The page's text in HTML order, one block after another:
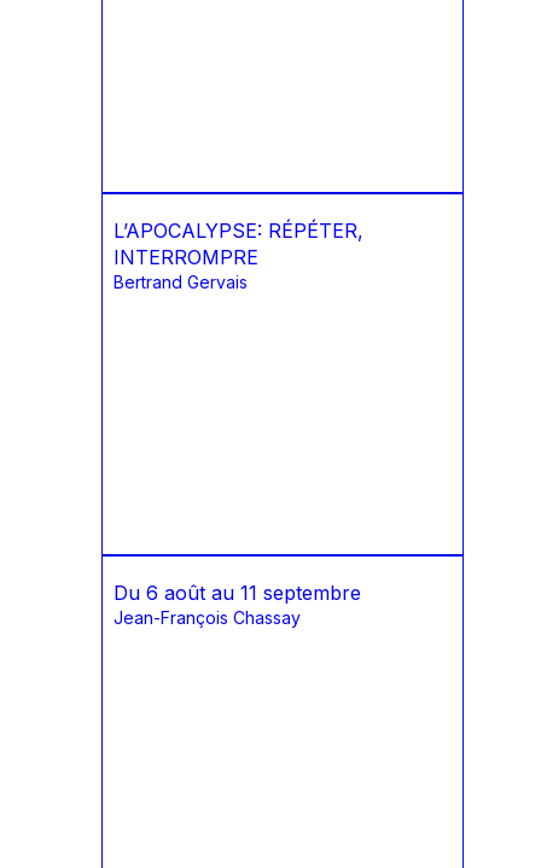
L’APOCALYPSE: RÉPÉTER,
INTERROMPRE
Bertrand Gervais
Du 6 août au 11 septembre
Jean-François Chassay